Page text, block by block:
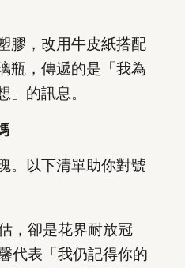
膠，改用牛皮紙搭配
瓶，傳遞的是「我為
」的訊息。
。以下清單助你對號
，卻是花界耐放冠
代表「我仍記得你的